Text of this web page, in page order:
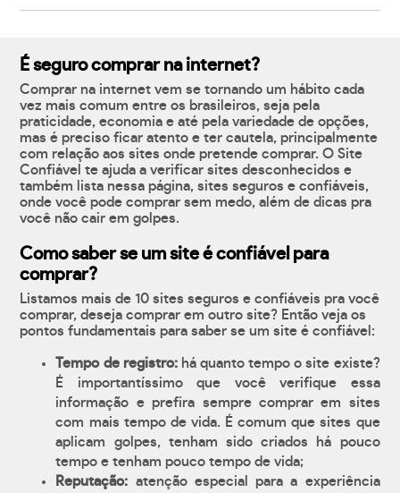
É seguro comprar na internet?
Comprar na internet vem se tornando um hábito cada
vez mais comum entre os brasileiros, seja pela
praticidade, economia e até pela variedade de opções,
mas é preciso ficar atento e ter cautela, principalmente
com relação aos sites onde pretende comprar. O Site
Confiável te ajuda a verificar sites desconhecidos e
também lista nessa página, sites seguros e confiáveis,
onde você pode comprar sem medo, além de dicas pra
você não cair em golpes.
Como saber se um site é confiável para
comprar?
Listamos mais de 10 sites seguros e confiáveis pra você
comprar, deseja comprar em outro site? Então veja os
pontos fundamentais para saber se um site é confiável:
Tempo de registro:há quanto tempo o site existe?
É importantíssimo que você verifique essa
informação e prefira sempre comprar em sites
com mais tempo de vida. É comum que sites que
aplicam golpes, tenham sido criados há pouco
tempo e tenham pouco tempo de vida;
Reputação: atenção especial para a experiência